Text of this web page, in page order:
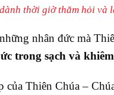
thời giờ thăm hỏi và
nhân đức mà
trong sạch và
của Thiên Chúa –